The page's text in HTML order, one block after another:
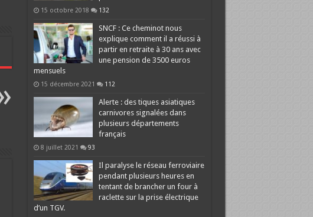
15 octobre 2018 132
SNCF : Ce cheminot nous
explique comment il a réussi à
partir en retraite à 30 ans avec
une pension de 3500 euros
mensuels
15 décembre 2021 112
Alerte : des tiques asiatiques
carnivores signalées dans
plusieurs départements
français
8 juillet 2021 93
Il paralyse le réseau ferroviaire
pendant plusieurs heures en
tentant de brancher un four à
raclette sur la prise électrique
d’un TGV.